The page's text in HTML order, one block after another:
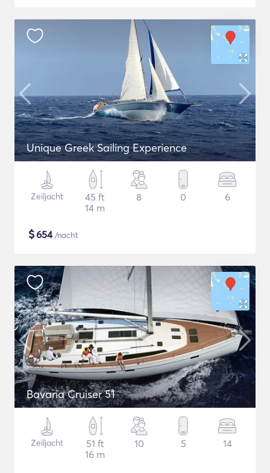
Unique Greek Sailing Experience
Zeiljacht
45 ft
14 m
8 0 6
$654/nacht
Bavaria Cruiser 51
Zeiljacht
51 ft
16 m
10 5 14